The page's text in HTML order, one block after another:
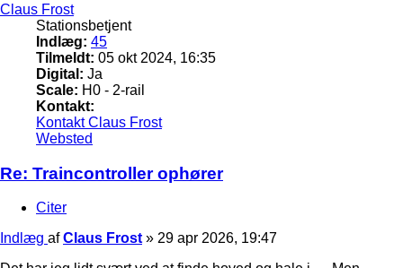
Claus Frost
Stationsbetjent
Indlæg: 45
Tilmeldt: 05 okt 2024, 16:35
Digital: Ja
Scale: H0 - 2-rail
Kontakt:
Kontakt Claus Frost
Websted
Re: Traincontroller ophører
Citer
Indlæg afClaus Frost » 29 apr 2026, 19:47